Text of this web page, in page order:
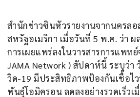
สำนักข่าวซินหัวรายงานจากนครลอ
สหรัฐอเมริกา เมื่อวันที่ 5 พ.ค. ว่า
การเผยแพร่ลงในวารสารการแพทย์
JAMA Network ) สัปดาห์นี้ ระบุว่า
วิด-19 มีประสิทธิภาพป้องกันเชื้อไ
พันธุ์โอมิครอน ลดลงอย่างรวดเร็วเ